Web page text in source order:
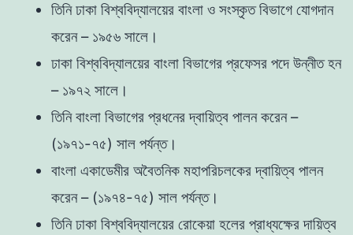
তিনি ঢাকা বিশ্ববিদ্যালয়ের বাংলা ও সংস্কৃত বিভাগে যোগদান
করেন – ১৯৫৬ সালে।
ঢাকা বিশ্ববিদ্যালয়ের বাংলা বিভাগের প্রফেসর পদে উন্নীত হন
– ১৯৭২ সালে।
তিনি বাংলা বিভাগের প্রধনের দ্বায়িত্ব পালন করেন –
(১৯৭১-৭৫) সাল পর্যন্ত।
বাংলা একাডেমীর অবৈতনিক মহাপরিচলকের দ্বায়িত্ব পালন
করেন – (১৯৭৪-৭৫) সাল পর্যন্ত।
তিনি ঢাকা বিশ্ববিদ্যালয়ের রোকেয়া হলের প্রাধ্যক্ষের দায়িত্ব